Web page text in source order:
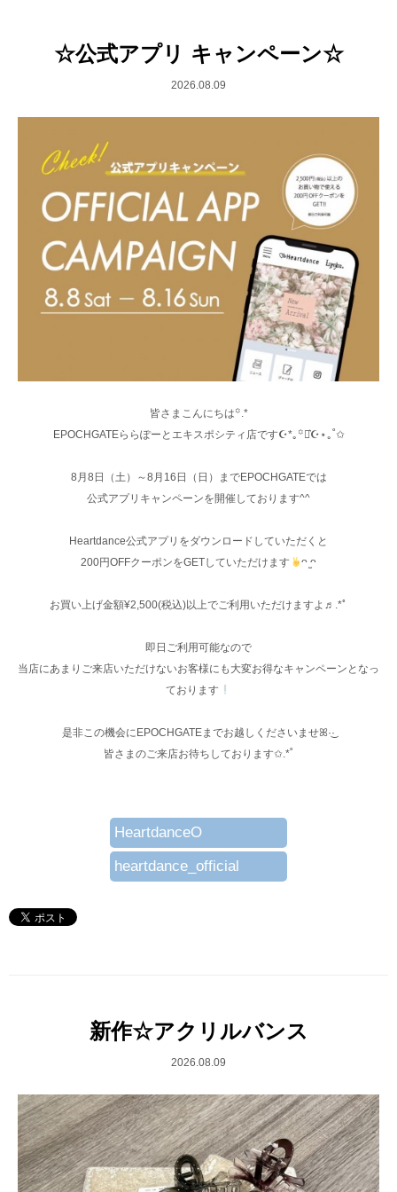
☆公式アプリ キャンペーン☆
2026.08.09
皆さまこんにちは꙳.*
EPOCHGATEららぽーとエキスポシティ店です☪︎*｡꙳⋆͛☪︎⋆｡˚✩
8月8日（土）～8月16日（日）までEPOCHGATEでは
公式アプリキャンペーンを開催しております^^
Heartdance公式アプリをダウンロードしていただくと
200円OFFクーポンをGETしていただけます
ᴖ ̫ᴖ
お買い上げ金額¥2,500(税込)以上でご利用いただけますよ♬.*ﾟ
即日ご利用可能なので
当店にあまりご来店いただけないお客様にも大変お得なキャンペーンとなっ
ております
是非この機会にEPOCHGATEまでお越しくださいませꕤ︎︎·͜·
皆さまのご来店お待ちしております✩.*˚
HeartdanceO
heartdance_official
新作☆アクリルバンス
2026.08.09